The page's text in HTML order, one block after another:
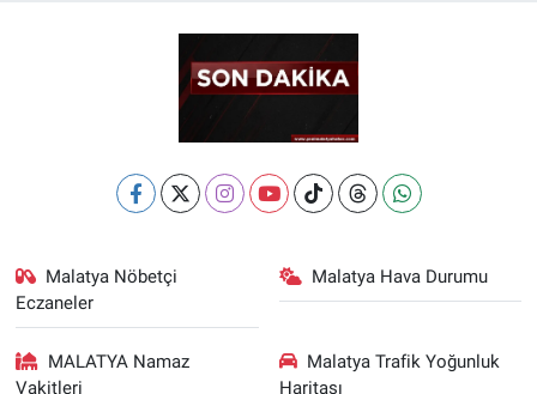
Malatya Nöbetçi
Eczaneler
Malatya Hava Durumu
MALATYA Namaz
Vakitleri
Malatya Trafik Yoğunluk
Haritası